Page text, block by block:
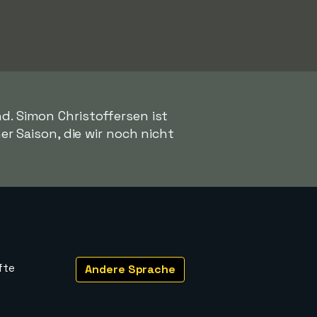
Simon Christoffersen ist
Saison, die wir noch nicht
Andere Sprache